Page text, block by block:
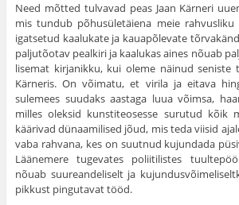
Need mõtted tulvavad peas Jaan Kärneri
mis tundub põhusületäiena meie rahvusliku
igatsetud kaalukate ja kauapõlevate
paljutõotav pealkiri ja kaalukas aines nõuab
lisemat kirjanikku, kui oleme näinud seniste
Kärneris. On võimatu, et virila ja eitava
sulemees suudaks aastaga luua võimsa,
milles oleksid kunstiteosesse surutud kõik
käärivad dünaamilised jõud, mis teda viisid
vaba rahvana, kes on suutnud kujundada
Läänemere tugevates poliitilistes
nõuab suureandeliselt ja
pikkust pingutavat tööd.